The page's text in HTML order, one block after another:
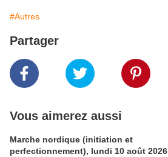
#Autres
Partager
Vous aimerez aussi
Marche nordique (initiation et
perfectionnement), lundi 10 août 2026